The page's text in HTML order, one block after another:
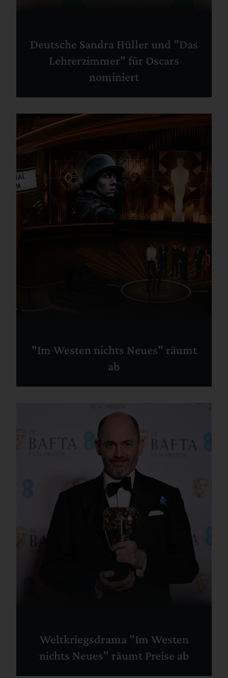
Deutsche Sandra Hüller und "Das
Lehrerzimmer" für Oscars
nominiert
"Im Westen nichts Neues" räumt
ab
Weltkriegsdrama "Im Westen
nichts Neues" räumt Preise ab